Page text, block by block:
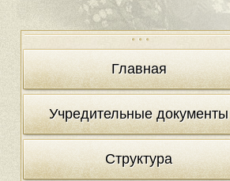
Главная
Учредительные документы
Структура